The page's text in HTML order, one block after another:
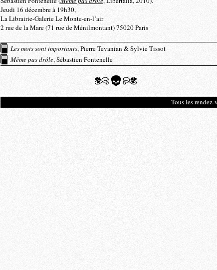
Jeudi 16 décembre à 19h30,
La Librairie-Galerie Le Monte-en-l’air
2 rue de la Mare (71 rue de Ménilmontant) 75020 Paris
Les mots sont importants, Pierre Tevanian & Sylvie Tissot
Même pas drôle, Sébastien Fontenelle
Tous les rendez-